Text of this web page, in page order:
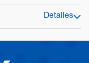
Detalles